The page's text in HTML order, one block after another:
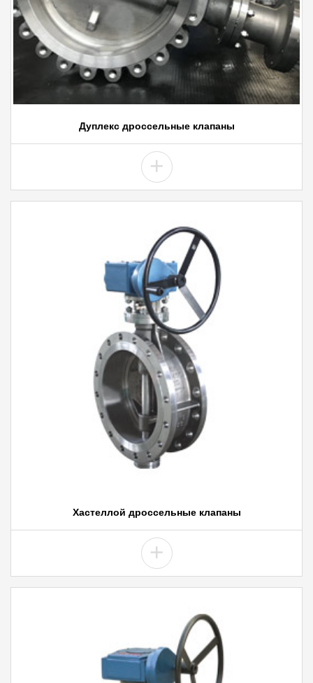
Дуплекс дроссельные клапаны
+
Хастеллой дроссельные клапаны
+